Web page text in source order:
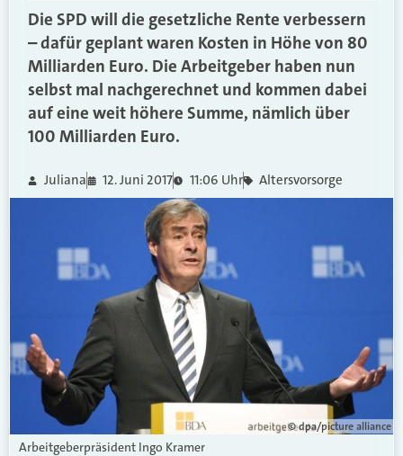
Die SPD will die gesetzliche Rente verbessern
– dafür geplant waren Kosten in Höhe von 80
Milliarden Euro. Die Arbeitgeber haben nun
selbst mal nachgerechnet und kommen dabei
auf eine weit höhere Summe, nämlich über
100 Milliarden Euro.
Juliana 12. Juni 2017 11:06 Uhr Altersvorsorge
© dpa/picture alliance
Arbeitgeberpräsident Ingo Kramer